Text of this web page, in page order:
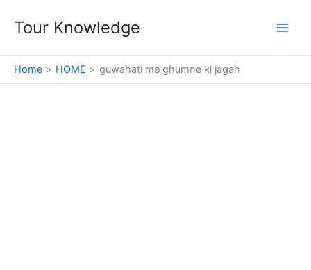
Tour Knowledge
Home HOME guwahati me ghumne ki jagah